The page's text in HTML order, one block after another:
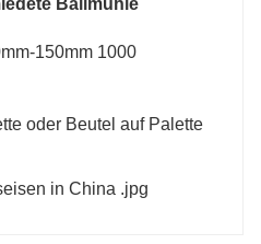
150mm 1000
oder Beutel auf Palette